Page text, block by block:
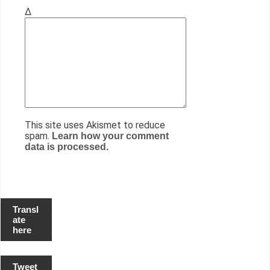
Δ
This site uses Akismet to reduce
spam. Learn how your comment
data is processed.
Transl
ate
here
Tweet